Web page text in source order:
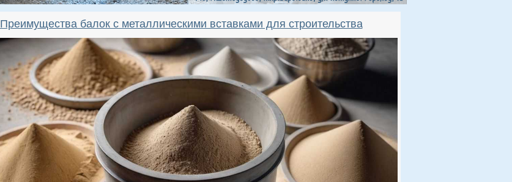
Преимущества балок с металлическими вставками для строительства